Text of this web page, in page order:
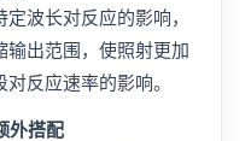
波长对反应的影响，
出范围，使照射更加
反应速率的影响。
外搭配